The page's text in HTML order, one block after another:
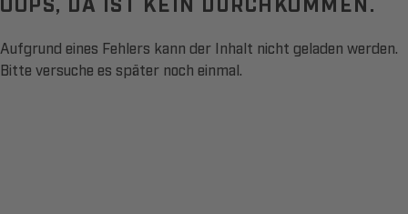
Aufgrund eines Fehlers kann der Inhalt nicht geladen werden.
Bitte versuche es später noch einmal.